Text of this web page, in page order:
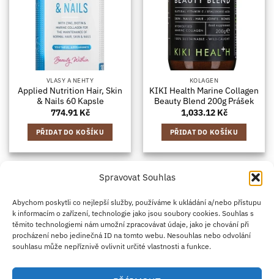
Spravovat Souhlas
Abychom poskytli co nejlepší služby, používáme k ukládání a/nebo přístupu
k informacím o zařízení, technologie jako jsou soubory cookies. Souhlas s
těmito technologiemi nám umožní zpracovávat údaje, jako je chování při
procházení nebo jedinečná ID na tomto webu. Nesouhlas nebo odvolání
souhlasu může nepříznivě ovlivnit určité vlastnosti a funkce.
VLASY A NEHTY
Applied Nutrition Hair, Skin
& Nails 60 Kapsle
774.91Kč
PŘIDAT DO KOŠÍKU
KOLAGEN
KIKI Health Marine Collagen
Beauty Blend 200g Prášek
1,033.12 Kč
PŘIDAT DO KOŠÍKU
Credit
Card
2
Klarna
Apple
Pay
Google
Pay
PayPal
ZÁSADY DOPRAVY
ZÁSADY VRÁCENÍ ZBOŽÍ
OBCHODNÍ PODMÍNKY
KONTAKT O NÁS B2B
IMPRINT
OMEZENÍ ODPOVĚDNOSTI
ZÁSADY COOKIES